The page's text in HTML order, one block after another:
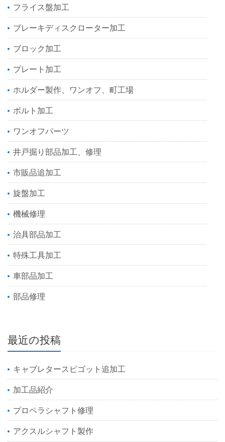
フライス盤加工
ブレーキディスクローター加工
ブロック加工
プレート加工
ホルダー製作、ワンオフ、町工場
ボルト加工
ワンオフパーツ
井戸掘り部品加工、修理
市販品追加工
旋盤加工
機械修理
治具部品加工
特殊工具加工
車部品加工
部品修理
最近の投稿
キャブレタースピゴット追加工
加工品紹介
プロペラシャフト修理
アクスルシャフト製作